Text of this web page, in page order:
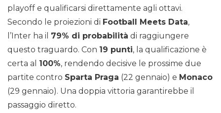
playoff e qualificarsi direttamente agli ottavi.
Secondo le proiezioni di Football Meets Data,
l’Inter ha il 79% di probabilità di raggiungere
questo traguardo. Con 19 punti, la qualificazione è
certa al 100%, rendendo decisive le prossime due
partite contro Sparta Praga (22 gennaio) e Monaco
(29 gennaio). Una doppia vittoria garantirebbe il
passaggio diretto.